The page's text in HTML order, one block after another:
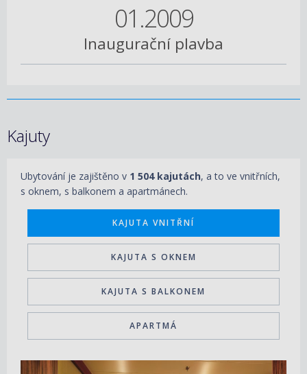
01.2009
Inaugurační plavba
Kajuty
Ubytování je zajištěno v 1 504 kajutách, a to ve vnitřních,
s oknem, s balkonem a apartmánech.
KAJUTA VNITŘNÍ
KAJUTA S OKNEM
KAJUTA S BALKONEM
APARTMÁ